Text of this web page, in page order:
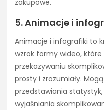
5. Animacje i
Animacje i infografiki to
wzrok formy wideo,
przekazywaniu
prosty i zrozumiały.
przedstawiania
wyjaśniania